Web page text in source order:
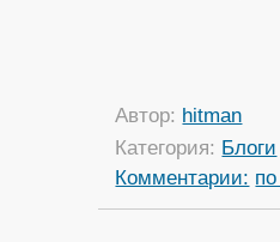
Автор: hitman
Категория: Блоги
Комментарии: